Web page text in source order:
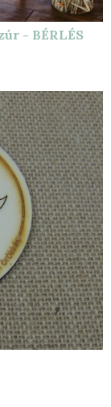
- BÉRLÉS